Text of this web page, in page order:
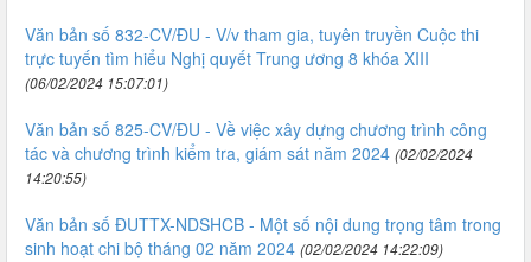
Văn bản số 832-CV/ĐU - V/v tham gia, tuyên truyền Cuộc thi
trực tuyến tìm hiểu Nghị quyết Trung ương 8 khóa XIII
(06/02/2024 15:07:01)
Văn bản số 825-CV/ĐU - Về việc xây dựng chương trình công
tác và chương trình kiểm tra, giám sát năm 2024 (02/02/2024
14:20:55)
Văn bản số ĐUTTX-NDSHCB - Một số nội dung trọng tâm trong
sinh hoạt chi bộ tháng 02 năm 2024 (02/02/2024 14:22:09)